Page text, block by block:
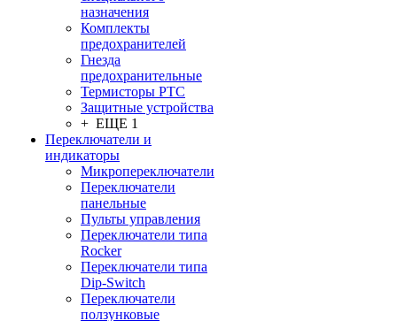
назначения
Комплекты
предохранителей
Гнезда
предохранительные
Термисторы PTC
Защитные устройства
+ ЕЩЕ 1
Переключатели и
индикаторы
Микропереключатели
Переключатели
панельные
Пульты управления
Переключатели типа
Rocker
Переключатели типа
Dip-Switch
Переключатели
ползунковые